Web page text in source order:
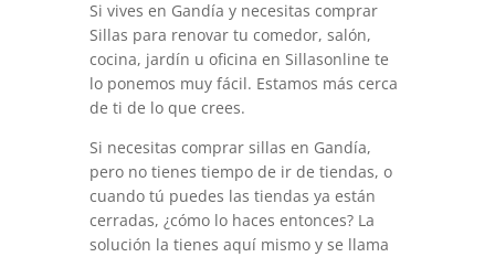
Si vives en Gandía y necesitas comprar
Sillas para renovar tu comedor, salón,
cocina, jardín u oficina en Sillasonline te
lo ponemos muy fácil. Estamos más cerca
de ti de lo que crees.
Si necesitas comprar sillas en Gandía,
pero no tienes tiempo de ir de tiendas, o
cuando tú puedes las tiendas ya están
cerradas, ¿cómo lo haces entonces? La
solución la tienes aquí mismo y se llama